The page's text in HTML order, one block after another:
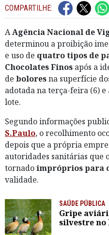
COMPARTILHE:
AAgência Nacional de
determinou a proibição
e uso de quatro tipos de
Chocolates Finos após a
de boloresna superfície
adotada na terça-feira (6)
lote.
Segundo informações
S.Paulo, o recolhimento
depois que a própria
autoridades sanitárias que
tornadoimpróprios para
validade.
SAÚDE PÚBLICA
Gripe
silvestre